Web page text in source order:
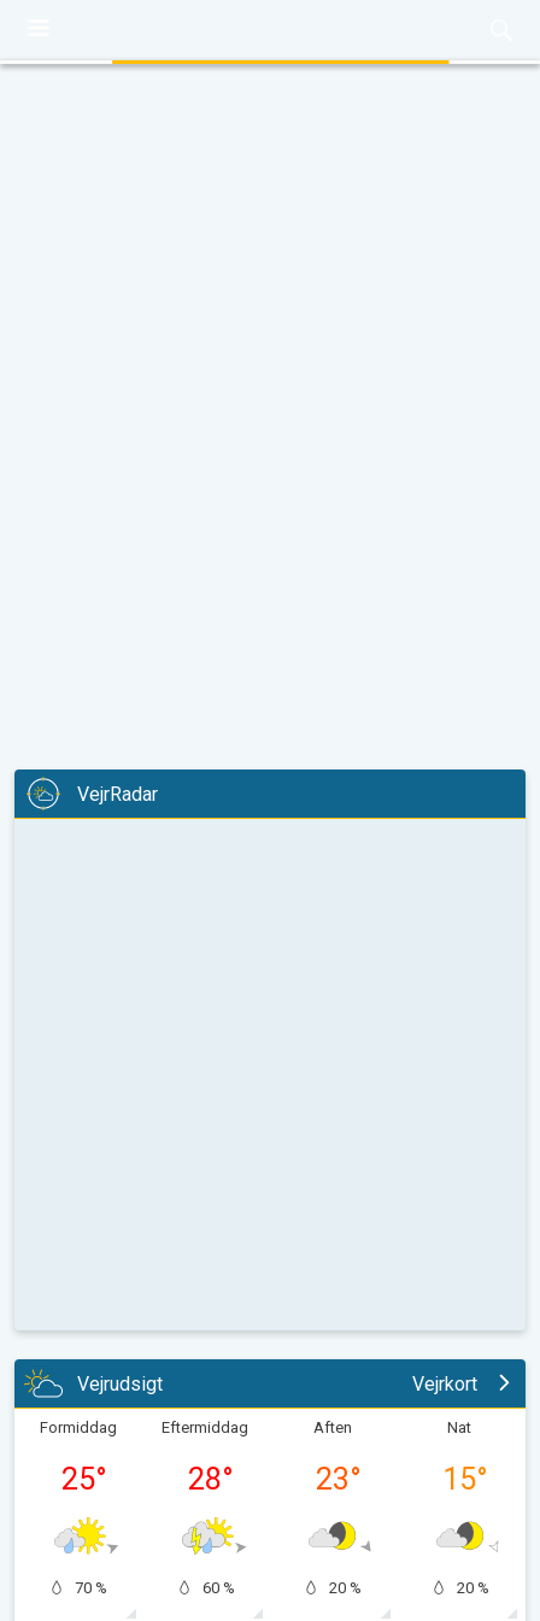
VejrRadar
Vejrudsigt Vejrkort
Formiddag
25°
70 %
Eftermiddag
28°
60 %
Aften
23°
20 %
Nat
15°
20 %